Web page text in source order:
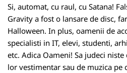
Si, automat, cu raul, cu Satana!
Gravity a fost o lansare de disc,
Halloween. In plus, oamenii de
specialisti in IT, elevi, studenti,
etc. Adica Oameni! Sa judeci
lor vestimentar sau de muzica pe